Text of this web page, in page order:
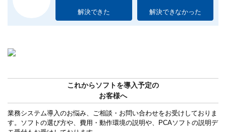
解決できた 解決できなかった
これからソフトを導入予定の
お客様へ
業務システム導入のお悩み、ご相談・お問い合わせをお受けしておりま
す。ソフトの選び方や、費用・動作環境の説明や、PCAソフトの説明デ